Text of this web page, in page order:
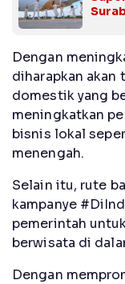
Dengan
diharapkan akan
domestik yang
meningkatkan
bisnis lokal
menengah.
Selain itu, rute
kampanye
pemerintah
berwisata di
Dengan